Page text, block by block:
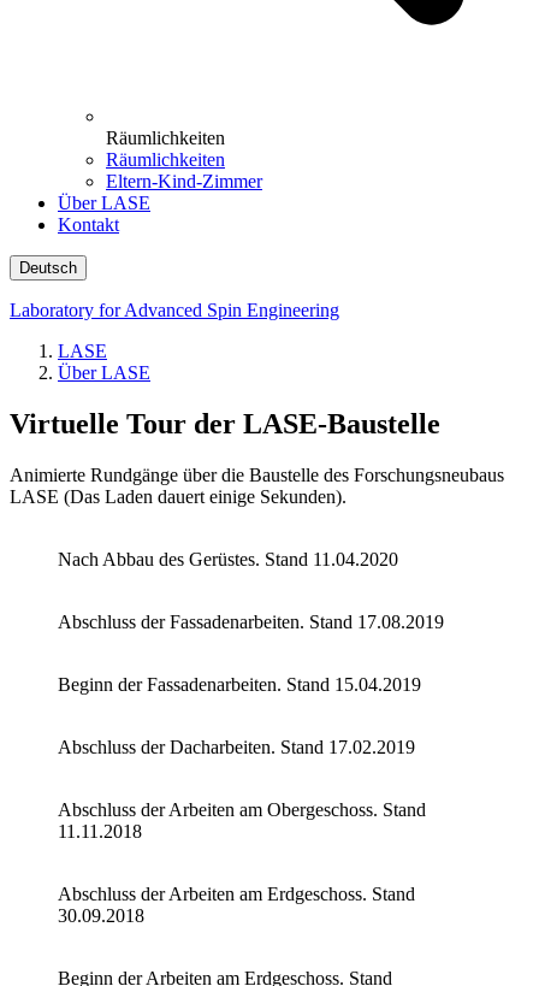
Räumlichkeiten
Räumlichkeiten
Eltern-Kind-Zimmer
Über LASE
Kontakt
Deutsch
Laboratory for Advanced Spin Engineering
LASE
Über LASE
Virtuelle Tour der LASE-Baustelle
Animierte Rundgänge über die Baustelle des Forschungsneubaus
LASE (Das Laden dauert einige Sekunden).
Nach Abbau des Gerüstes. Stand 11.04.2020
Abschluss der Fassadenarbeiten. Stand 17.08.2019
Beginn der Fassadenarbeiten. Stand 15.04.2019
Abschluss der Dacharbeiten. Stand 17.02.2019
Abschluss der Arbeiten am Obergeschoss. Stand
11.11.2018
Abschluss der Arbeiten am Erdgeschoss. Stand
30.09.2018
Beginn der Arbeiten am Erdgeschoss. Stand